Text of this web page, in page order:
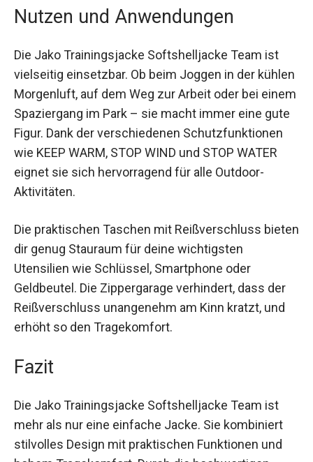
Damengrößen von 34 bis 44, die perfekt auf die
weibliche Silhouette zugeschnitten sind.
Nutzen und Anwendungen
Die Jako Trainingsjacke Softshelljacke Team ist
vielseitig einsetzbar. Ob beim Joggen in der
kühlen Morgenluft, auf dem Weg zur Arbeit oder
bei einem Spaziergang im Park – sie macht
immer eine gute Figur. Dank der verschiedenen
Schutzfunktionen wie KEEP WARM, STOP WIND
und STOP WATER eignet sie sich hervorragend
für alle Outdoor-Aktivitäten.
Die praktischen Taschen mit Reißverschluss
bieten dir genug Stauraum für deine wichtigsten
Utensilien wie Schlüssel, Smartphone oder
Geldbeutel. Die Zippergarage verhindert, dass der
erhöht so den Tragekomfort.
Fazit
Die Jako Trainingsjacke Softshelljacke Team ist